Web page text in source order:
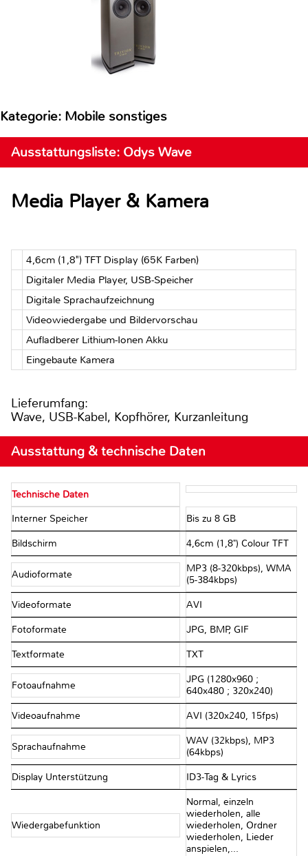
Kategorie: Mobile sonstiges
Ausstattungsliste: Odys Wave
Media Player & Kamera
4,6cm (1,8") TFT Display (65K Farben)
Digitaler Media Player, USB-Speicher
Digitale Sprachaufzeichnung
Videowiedergabe und Bildervorschau
Aufladberer Lithium-Ionen Akku
Eingebaute Kamera
Lieferumfang:
Wave, USB-Kabel, Kopfhörer, Kurzanleitung
Ausstattung & technische Daten
Technische Daten
Interner Speicher Bis zu 8 GB
Bildschirm 4,6cm (1,8") Colour TFT
Audioformate
MP3 (8-320kbps), WMA
(5-384kbps)
Videoformate AVI
Fotoformate JPG, BMP, GIF
Textformate TXT
Fotoaufnahme
JPG (1280x960 ;
640x480 ; 320x240)
Videoaufnahme AVI (320x240, 15fps)
Sprachaufnahme
WAV (32kbps), MP3
(64kbps)
Display Unterstützung ID3-Tag & Lyrics
Wiedergabefunktion
Normal, einzeln
wiederholen, alle
wiederholen, Ordner
wiederholen, Lieder
anspielen,...